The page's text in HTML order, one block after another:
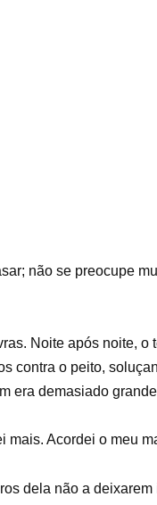
não se preocupe
Noite após noite,
contra o peito,
era demasiado
Acordei o meu
dela não a deixarem